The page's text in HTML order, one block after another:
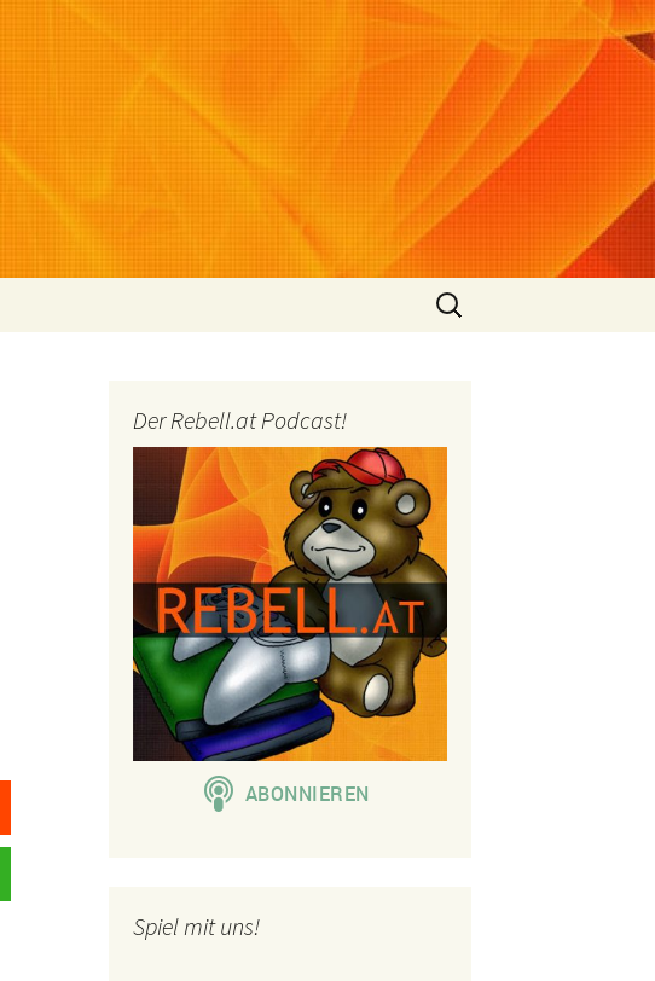
Suchen
nach:
Der Rebell.at Podcast!
Spiel mit uns!